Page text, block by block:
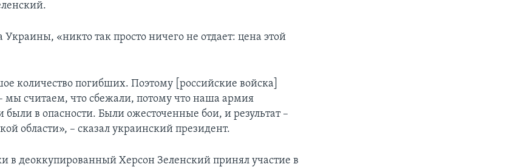
Украины, «никто так просто ничего не отдает: цена этой
количество погибших. Поэтому [российские войска]
мы считаем, что сбежали, потому что наша армия
были в опасности. Были ожесточенные бои, и результат –
области», – сказал украинский президент.
в деоккупированный Херсон Зеленский принял участие в